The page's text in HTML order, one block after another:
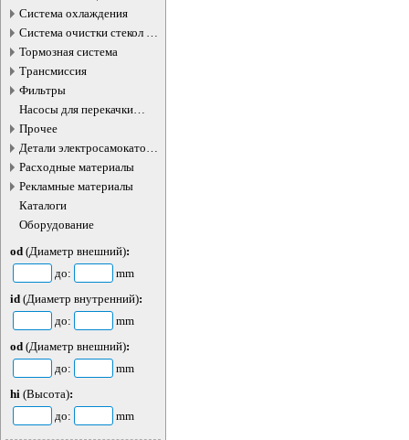
Система охлаждения
Система очистки стекол и
фар
Тормозная система
Трансмиссия
Фильтры
Насосы для перекачки
жидкостей
Прочее
Детали электросамокатов и
электротранспорта
Расходные материалы
Рекламные материалы
Каталоги
Оборудование
od (Диаметр внешний):
до:
mm
id (Диаметр внутренний):
до:
mm
od (Диаметр внешний):
до:
mm
hi (Высота):
до:
mm